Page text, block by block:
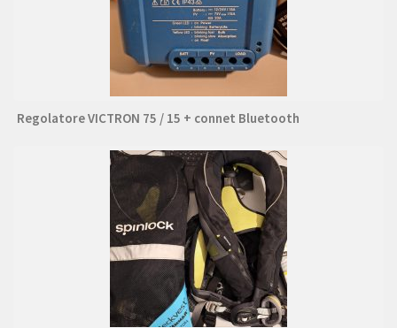
Regolatore VICTRON 75 / 15 + connet Bluetooth